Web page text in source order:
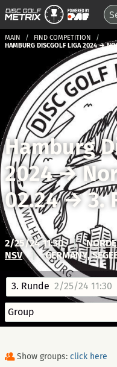
MAIN
FIND COMPETITION
HAMBURG DISCGOLF LIGA 2024 →
Hamburg
2024→
02.24→3.
2/25/24 11:30 |
NSV
| GERMANY,
3. Runde 2/25/24 11:30
Show groups: click here